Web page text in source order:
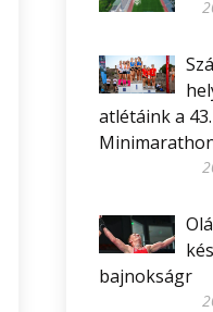
atlétáink a
bajnokságr